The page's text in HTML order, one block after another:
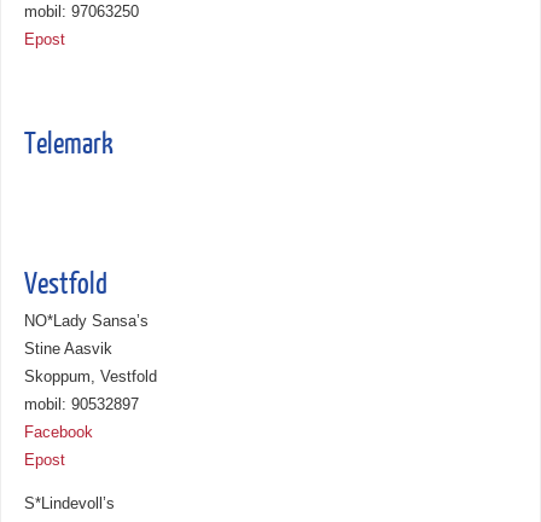
mobil: 97063250
Epost
Telemark
Vestfold
NO*Lady Sansa’s
Stine Aasvik
Skoppum, Vestfold
mobil: 90532897
Facebook
Epost
S*Lindevoll’s